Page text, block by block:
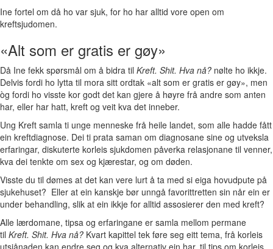
Ine fortel om då ho var sjuk, for ho har alltid vore open om
kreftsjudomen.
«Alt som er gratis er gøy»
Då Ine fekk spørsmål om å bidra til Kreft. Shit. Hva nå? nølte ho ikkje.
Delvis fordi ho lytta til mora sitt ordtak «alt som er gratis er gøy», men
òg fordi ho visste kor godt det kan gjere å høyre frå andre som anten
har, eller har hatt, kreft og veit kva det inneber.
Ung Kreft samla ti unge menneske frå heile landet, som alle hadde fått
ein kreftdiagnose. Dei ti prata saman om diagnosane sine og utveksla
erfaringar, diskuterte korleis sjukdomen påverka relasjonane til venner,
kva dei tenkte om sex og kjærestar, og om døden.
Visste du til dømes at det kan vere lurt å ta med si eiga hovudpute på
sjukehuset? Eller at ein kanskje bør unngå favorittretten sin når ein er
under behandling, slik at ein ikkje for alltid assosierer den med kreft?
Alle lærdomane, tipsa og erfaringane er samla mellom permane
til Kreft. Shit. Hva nå? Kvart kapittel tek føre seg eitt tema, frå korleis
utsjånaden kan endre seg og kva alternativ ein har, til tips om korleis